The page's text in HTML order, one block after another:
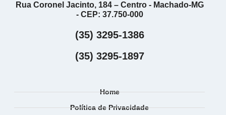
Rua Coronel Jacinto, 184 – Centro - Machado-MG
- CEP: 37.750-000
(35) 3295-1386
(35) 3295-1897
Home
Política de Privacidade